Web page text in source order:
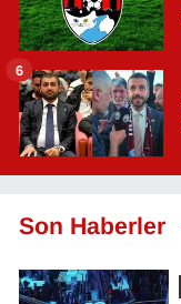
6
Son Haberler